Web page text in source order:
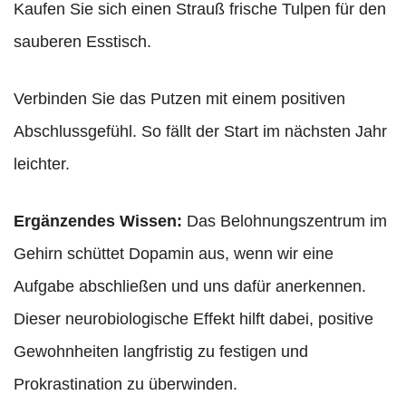
Kaufen Sie sich einen Strauß frische Tulpen für den
sauberen Esstisch.
Verbinden Sie das Putzen mit einem positiven
Abschlussgefühl. So fällt der Start im nächsten Jahr
leichter.
Ergänzendes Wissen: Das Belohnungszentrum im
Gehirn schüttet Dopamin aus, wenn wir eine
Aufgabe abschließen und uns dafür anerkennen.
Dieser neurobiologische Effekt hilft dabei, positive
Gewohnheiten langfristig zu festigen und
Prokrastination zu überwinden.